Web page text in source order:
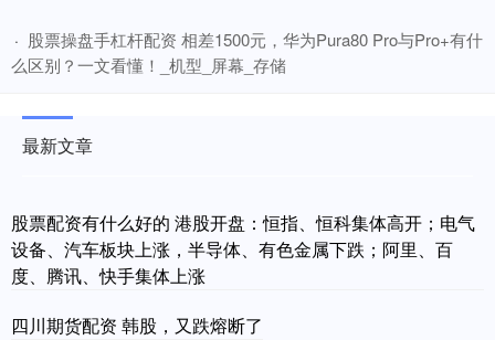
· ​股票操盘手杠杆配资 相差1500元，华为Pura80 Pro与Pro+有什
么区别？一文看懂！_机型_屏幕_存储
最新文章
股票配资有什么好的 港股开盘：恒指、恒科集体高开；电气
设备、汽车板块上涨，半导体、有色金属下跌；阿里、百
度、腾讯、快手集体上涨
四川期货配资 韩股，又跌熔断了